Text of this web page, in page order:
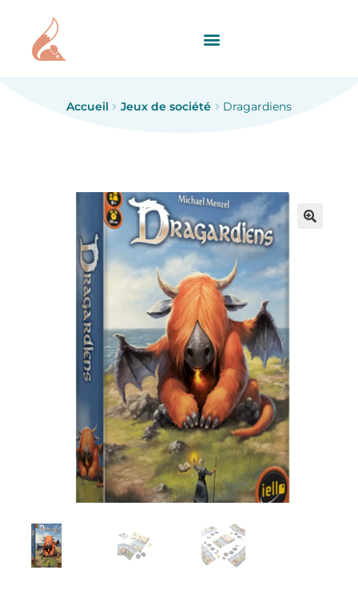
Accueil Jeux de société Dragardiens